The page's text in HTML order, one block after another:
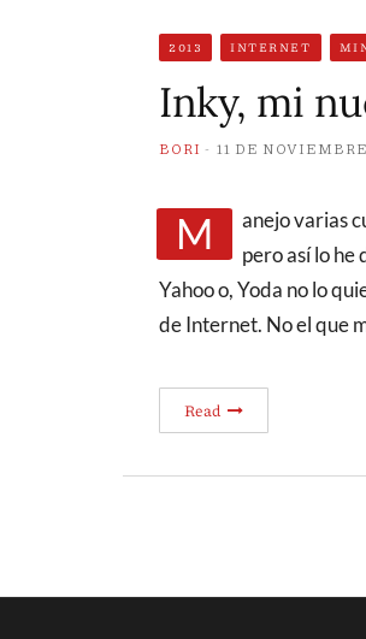
2013 INTERNET
Inky, mi
BORI 11 DE
Manejo varias cuentas de correo electrónico. Sé que fue un error desde el principio,
pero así lo he
Yahoo o, Yoda no lo
de Internet. No el que
Read